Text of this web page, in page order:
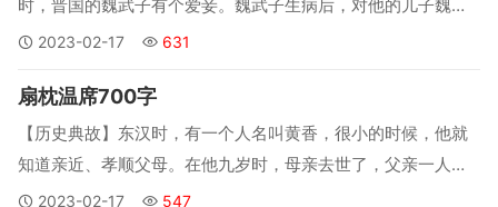
时，晋国的魏武子有个爱妾。魏武子生病后，对他的儿子魏颗
说：“我死之后，你一定要把她嫁出去。”不久魏武子病重，又
后，魏颗没有把那爱妾杀死陪葬，而是把她嫁给了别人。...
2023-02-17 631
扇枕温席700字
【历史典故】东汉时，有一个人名叫黄香，很小的时候，他就
知道亲近、孝顺父母。在他九岁时，母亲去世了，父亲一人来
养育他。他深知父亲的辛苦，对父亲倍加孝顺，一切家务活都
2023-02-17 547